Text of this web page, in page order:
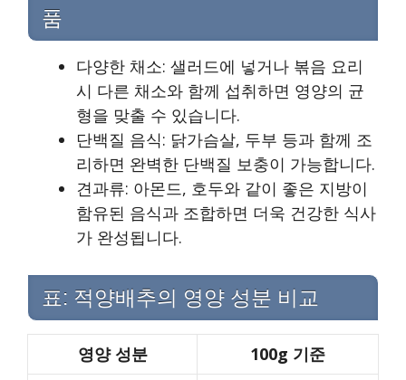
품
다양한 채소: 샐러드에 넣거나 볶음 요리
시 다른 채소와 함께 섭취하면 영양의 균
형을 맞출 수 있습니다.
단백질 음식: 닭가슴살, 두부 등과 함께 조
리하면 완벽한 단백질 보충이 가능합니다.
견과류: 아몬드, 호두와 같이 좋은 지방이
함유된 음식과 조합하면 더욱 건강한 식사
가 완성됩니다.
표: 적양배추의 영양 성분 비교
영양 성분
100g 기준